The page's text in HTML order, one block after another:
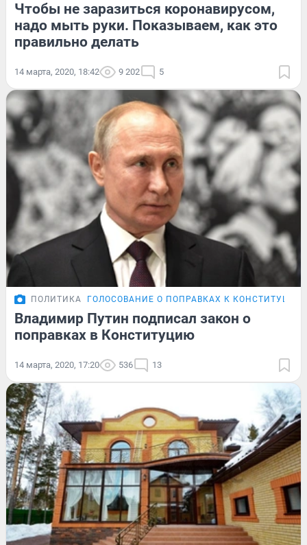
Чтобы не заразиться коронавирусом,
надо мыть руки. Показываем, как это
правильно делать
14 марта, 2020, 18:42 9 202 5
ПОЛИТИКА ГОЛОСОВАНИЕ О ПОПРАВКАХ К КОНСТИТУЦИИ
Владимир Путин подписал закон о
поправках в Конституцию
14 марта, 2020, 17:20 536 13